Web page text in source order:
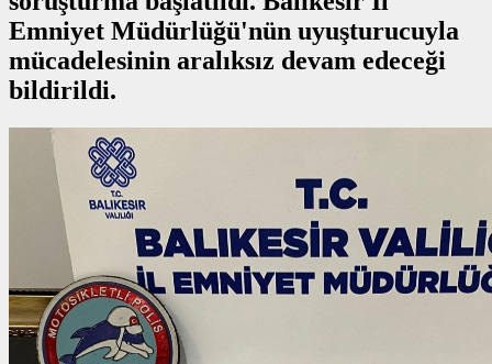
Emniyet Müdürlüğü'nün uyuşturucuyla
mücadelesinin aralıksız devam edeceği
bildirildi.